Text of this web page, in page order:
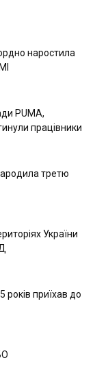
наростила
PUMA,
працівники
третю
України
років приїхав до